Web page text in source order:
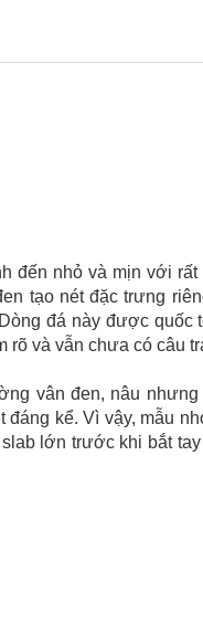
đến nhỏ và mịn với rất
tạo nét đặc trưng
đá này được quốc
rõ và vẫn chưa có câu
vân đen, nâu nhưng
kể. Vì vậy, mẫu
lớn trước khi bắt